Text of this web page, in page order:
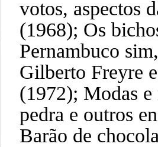
votos, aspectos
(1968); Os
Pernambuco
Gilberto Freyre
(1972); Modas
pedra e outros
Barão de